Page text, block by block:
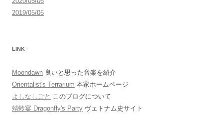
2019/05/06
LINK
Moondawn 良いと思った音楽を紹介
Orientalist's Terrarium 本家ホームページ
よしなしごと このブログについて
蜻蛉宴 Dragonfly's Party ヴェトナム史サイト